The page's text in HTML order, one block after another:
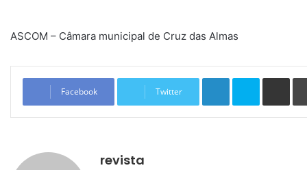
ASCOM – Câmara municipal de Cruz das Almas
Facebook Twitter
Linkedin Skype
revista